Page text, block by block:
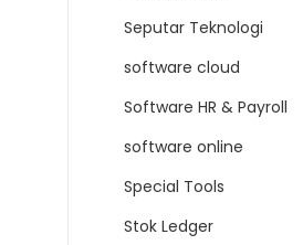
Seputar Teknologi
software cloud
Software HR & Payroll
software online
Special Tools
Stok Ledger